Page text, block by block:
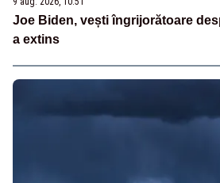
Joe Biden, vești îngrijorătoare
a extins